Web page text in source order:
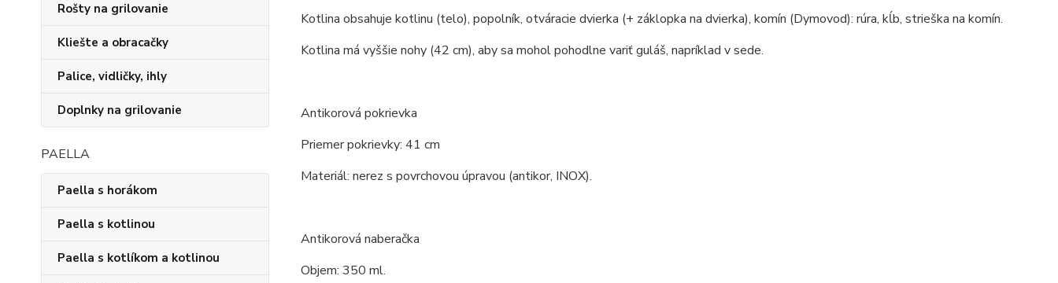
Rošty na grilovanie
Kliešte a obracačky
Palice, vidličky, ihly
Doplnky na grilovanie
PAELLA
Paella s horákom
Paella s kotlinou
Paella s kotlíkom a kotlinou
Kotlina obsahuje kotlinu (telo), popolník, otváracie dvierka (+ záklopka na dvierka), komín (Dymovod): rúra, kĺb, strieška na komín.
Kotlina má vyššie nohy (42 cm), aby sa mohol pohodlne variť guláš, napríklad v sede.
Antikorová pokrievka
Priemer pokrievky: 41 cm
Materiál: nerez s povrchovou úpravou (antikor, INOX).
Antikorová naberačka
Objem: 350 ml.